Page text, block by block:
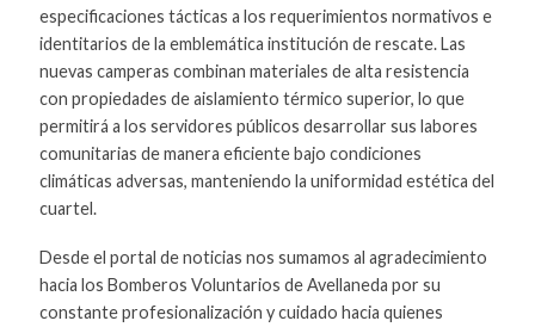
especificaciones tácticas a los requerimientos normativos e
identitarios de la emblemática institución de rescate. Las
nuevas camperas combinan materiales de alta resistencia
con propiedades de aislamiento térmico superior, lo que
permitirá a los servidores públicos desarrollar sus labores
comunitarias de manera eficiente bajo condiciones
climáticas adversas, manteniendo la uniformidad estética del
cuartel.
Desde el portal de noticias nos sumamos al agradecimiento
hacia los Bomberos Voluntarios de Avellaneda por su
constante profesionalización y cuidado hacia quienes